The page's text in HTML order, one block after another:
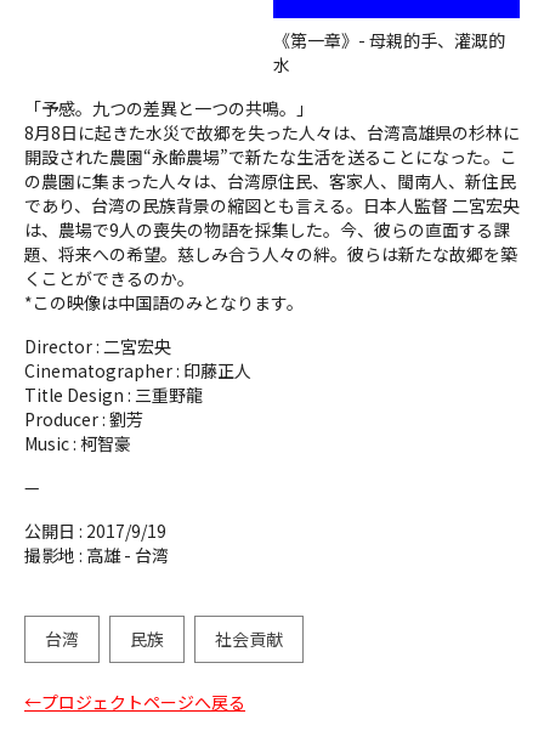
《第一章》- 母親的手、灌溉的
水
「予感。九つの差異と一つの共鳴。」
8月8日に起きた水災で故郷を失った人々は、台湾高雄県の杉林に
開設された農園“永齢農場”で新たな生活を送ることになった。こ
の農園に集まった人々は、台湾原住民、客家人、閩南人、新住民
であり、台湾の民族背景の縮図とも言える。日本人監督 二宮宏央
は、農場で9人の喪失の物語を採集した。今、彼らの直面する課
題、将来への希望。慈しみ合う人々の絆。彼らは新たな故郷を築
くことができるのか。
*この映像は中国語のみとなります。
Director : 二宮宏央
Cinematographer : 印藤正人
Title Design : 三重野龍
Producer : 劉芳
Music : 柯智豪
—
公開日 : 2017/9/19
撮影地 : 高雄 - 台湾
台湾 民族 社会貢献
←プロジェクトページへ戻る